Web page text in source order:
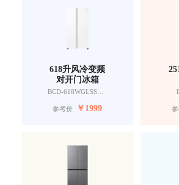
618升风冷变频
对开门冰箱
BCD-618WGLSSEDW9
参考价 ￥1999